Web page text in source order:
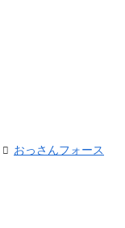
おっさんフォース